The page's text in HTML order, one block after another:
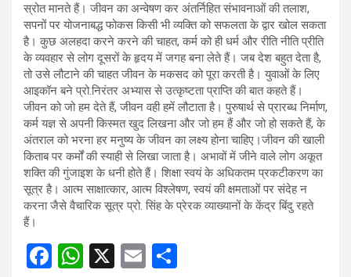
स्रोत मानते हैं। जीवन का अन्वेषण कर अंतर्निहित संभावनाओं की तलाश,
सपनों पर योजनाबद्ध फोकस किसी भी व्यक्ति को सफलता के द्वार खोल सकता
है। कुछ अलहदा करने करने की चाहत, कर्म को ही धर्म और रीति नीति प्रीति
के व्यवहार से लोग दूसरों के हृदय में जगह बना लेते हैं। जब देश बहुत देता है,
तो उसे लौटाने की चाहत जीवन के मकसद को पूरा करती है। युवाओं के लिए
आइकॉन बने प्रो.निरंतर अभ्यास से उत्कृष्टता प्राप्ति की बात कहते हैं।
जीवन को जो हम देते हैं, जीवन वही हमें लौटाता है। पुरुषार्थ से प्रारब्ध निर्माण,
कर्म यज्ञ से अपनी किस्मत खुद लिखना और जो हम हैं और जो हो सकते हैं, के
अंतराल को भरना हर मनुष्य के जीवन का लक्ष्य होना चाहिए।जीवन की खाली
किताब पर कर्मों की स्याही से लिखा जाता है। अभावों में जीने वाले लोग अकूत
शक्ति की गुंजाइश के धनी होते हैं। शिक्षा स्वयं के अधिकतम प्रकटीकरण का
सूत्र है। आत्म साक्षात्कार, आत्म विश्लेषण, स्वयं की क्षमताओं पर संदेह न
करना जैसे वैचारिक सूत्र प्रो. सिंह के प्रेरक व्याख्यानों के केंद्र बिंदु रहते
हैं।
F
W X
E